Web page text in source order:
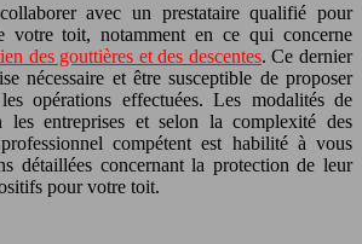
avec un prestataire qualifié pour
votre toit, notamment en ce qui concerne
des gouttières et des descentes. Ce dernier
nécessaire et être susceptible de proposer
opérations effectuées. Les modalités de
les entreprises et selon la complexité des
compétent est habilité à vous
détaillées concernant la protection de leur
pour votre toit.